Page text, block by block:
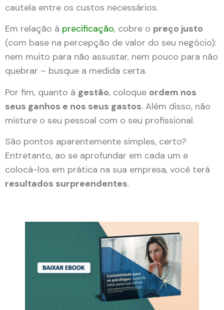
cautela entre os custos necessários.
Em relação à precificação, cobre o preço justo
(com base na percepção de valor do seu negócio):
nem muito para não assustar, nem pouco para não
quebrar – busque a medida certa.
Por fim, quanto à gestão, coloque ordem nos
seus ganhos e nos seus gastos. Além disso, não
misture o seu pessoal com o seu profissional.
São pontos aparentemente simples, certo?
Entretanto, ao se aprofundar em cada um e
colocá-los em prática na sua empresa, você terá
resultados surpreendentes.